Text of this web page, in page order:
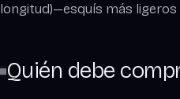
longitud)—esquís más
Quién debe